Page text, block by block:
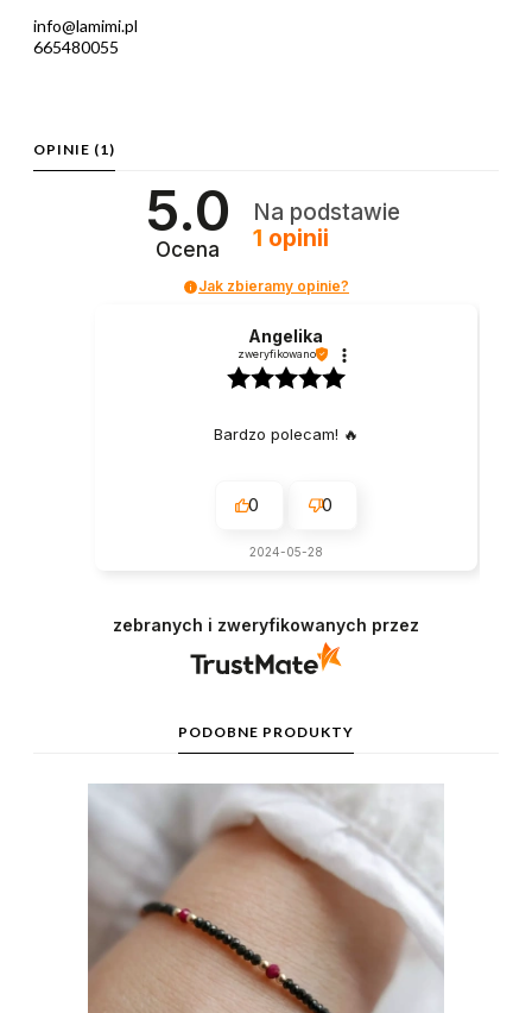
info@lamimi.pl
665480055
OPINIE (1)
5.0
Ocena
Na podstawie
1 opinii
Jak zbieramy opinie?
Angelika
zweryfikowano
Bardzo polecam! 🔥
0 0
2024-05-28
zebranych i zweryfikowanych przez
PODOBNE PRODUKTY